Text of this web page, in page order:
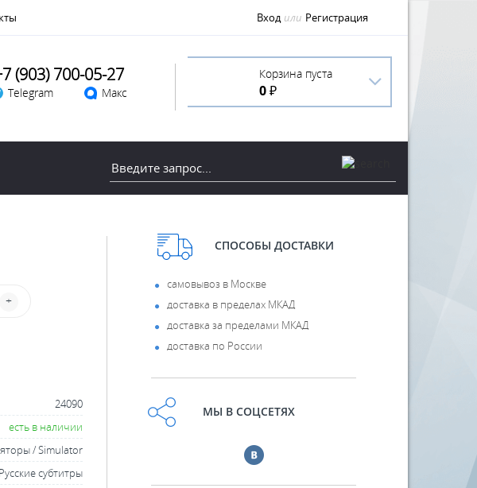
Вход или Регистрация
(903) 700-05-27
Telegram Макс
Корзина пуста
0 ₽
+
24090
есть в наличии
/ Simulator
Русские субтитры
СПОСОБЫ ДОСТАВКИ
самовывоз в Москве
доставка в пределах МКАД
доставка за пределами МКАД
доставка по России
МЫ В СОЦСЕТЯХ